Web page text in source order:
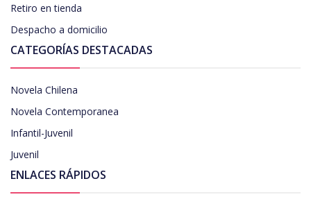
Retiro en tienda
Despacho a domicilio
CATEGORÍAS DESTACADAS
Novela Chilena
Novela Contemporanea
Infantil-Juvenil
Juvenil
ENLACES RÁPIDOS